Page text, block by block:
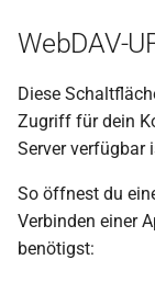
WebDAV-
Diese
Zugriff für dein
Server verfügbar
So öffnest du
Verbinden einer
benötigst: